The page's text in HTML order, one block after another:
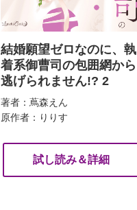
結婚願望ゼロなのに、執
着系御曹司の包囲網から
逃げられません!? 2
著者：蔦森えん
原作者：りりす
試し読み＆詳細